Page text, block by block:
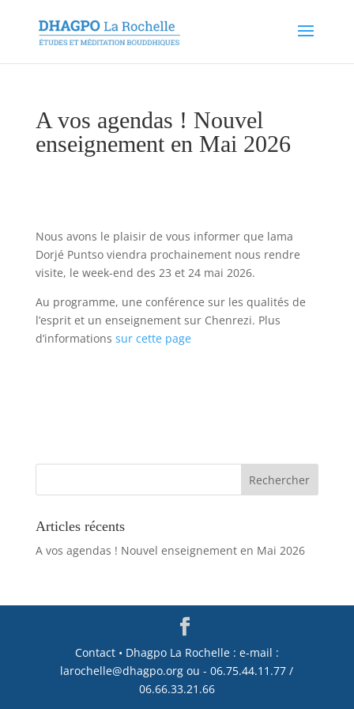
A vos agendas ! Nouvel
enseignement en Mai 2026
Nous avons le plaisir de vous informer que lama
Dorjé Puntso viendra prochainement nous rendre
visite, le week-end des 23 et 24 mai 2026.
Au programme, une conférence sur les qualités de
l’esprit et un enseignement sur Chenrezi. Plus
d’informations sur cette page
Articles récents
A vos agendas ! Nouvel enseignement en Mai 2026
Contact • Dhagpo La Rochelle : e-mail :
larochelle@dhagpo.org ou - 06.75.44.11.77 /
06.66.33.21.66